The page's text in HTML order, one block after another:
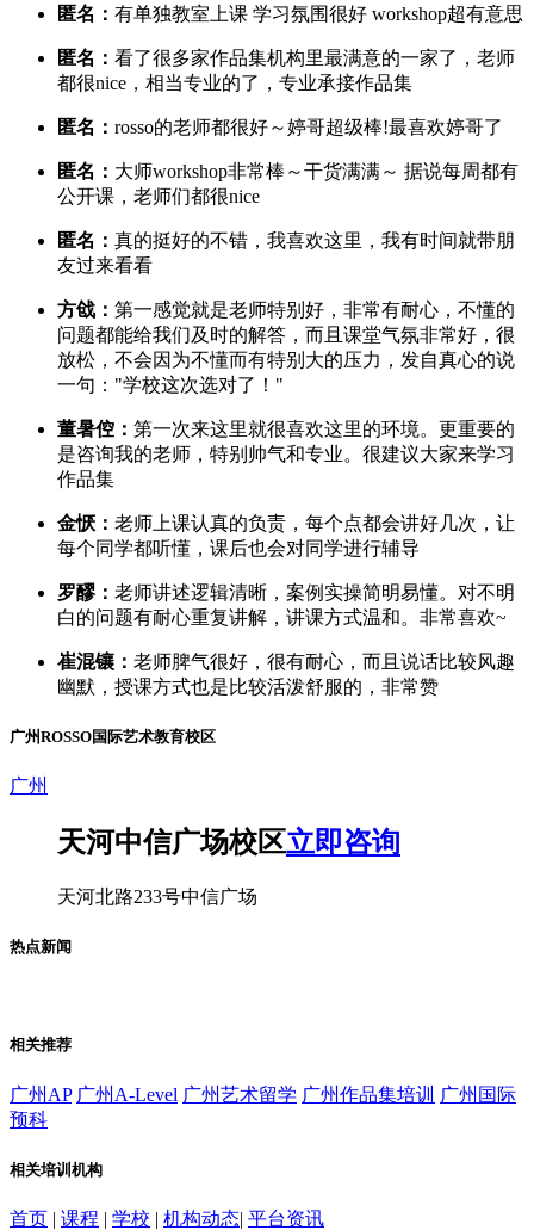
匿名： 有单独教室上课 学习氛围很好 workshop超有意思
匿名： 看了很多家作品集机构里最满意的一家了，老师
都很nice，相当专业的了，专业承接作品集
匿名： rosso的老师都很好～婷哥超级棒!最喜欢婷哥了
匿名： 大师workshop非常棒～干货满满～ 据说每周都有
公开课，老师们都很nice
匿名： 真的挺好的不错，我喜欢这里，我有时间就带朋
友过来看看
方戗： 第一感觉就是老师特别好，非常有耐心，不懂的
问题都能给我们及时的解答，而且课堂气氛非常好，很
放松，不会因为不懂而有特别大的压力，发自真心的说
一句："学校这次选对了！"
董暑倥： 第一次来这里就很喜欢这里的环境。更重要的
是咨询我的老师，特别帅气和专业。很建议大家来学习
作品集
金恹： 老师上课认真的负责，每个点都会讲好几次，让
每个同学都听懂，课后也会对同学进行辅导
罗醪： 老师讲述逻辑清晰，案例实操简明易懂。对不明
白的问题有耐心重复讲解，讲课方式温和。非常喜欢~
崔混镶： 老师脾气很好，很有耐心，而且说话比较风趣
幽默，授课方式也是比较活泼舒服的，非常赞
广州ROSSO国际艺术教育校区
广州
天河中信广场校区立即咨询
天河北路233号中信广场
热点新闻
相关推荐
广州AP 广州A-Level 广州艺术留学 广州作品集培训
广州国际
预科
相关培训机构
首页 | 课程 | 学校 | 机构动态| 平台资讯